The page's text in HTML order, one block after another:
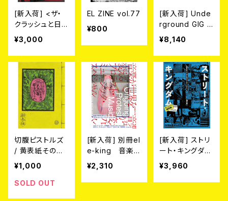
[新入荷] <ザ・
クラッシュと日
本>
¥3,000
EL ZINE vol.77
¥800
[新入荷] Unde
rground GIG T
okyo 1978 – 1
987 Action Po
rtrait by Gin S
ATOH【通常限
定版】
¥8,140
切腹ピストルズ
/ 黄表紙その五
『不酒屋勝手口
ならべ』（ふざけ
やがってぐちなら
¥1,000
SOLD OUT
[新入荷] 別冊el
e-king 音楽
が世界を変える
──プロテスト・
ミュージック・ス
¥2,310
[新入荷] ストリ
ート・キングダム
最終版 東京ロッ
カーズと80’sイ
ンディーズ・シー
¥3,960